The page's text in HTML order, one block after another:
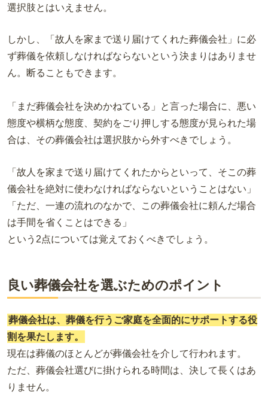
選択肢とはいえません。
しかし、
「故人を家まで送り届けてくれた葬儀会社」に必
ず葬儀を依頼しなければならないという決まりはありませ
ん。断ることもできます。
「まだ葬儀会社を決めかねている」と言った場合に、悪い
態度や横柄な態度、契約をごり押しする態度が見られた場
合は、その葬儀会社は選択肢から外すべきでしょう。
「故人を家まで送り届けてくれたからといって、そこの葬
儀会社を絶対に使わなければならないということはない」
「ただ、一連の流れのなかで、この葬儀会社に頼んだ場合
は手間を省くことはできる」
という2点については覚えておくべきでしょう。
良い葬儀会社を選ぶためのポイント
葬儀会社は、葬儀を行うご家庭を全面的にサポートする役
割を果たします。
現在は葬儀のほとんどが葬儀会社を介して行われます。
ただ、葬儀会社選びに掛けられる時間は、決して長くはあ
りません。